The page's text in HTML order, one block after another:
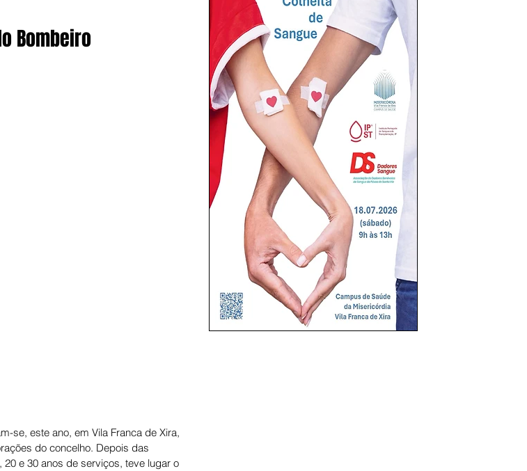
Bombeiro
se, este ano, em Vila Franca de Xira,
do concelho. Depois das
e 30 anos de serviços, teve lugar o